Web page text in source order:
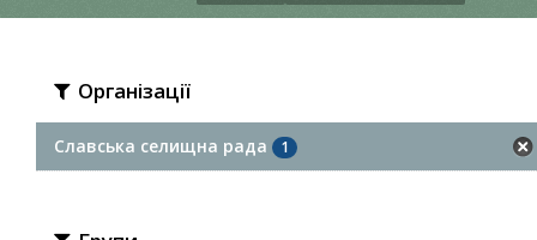
Організації
Славська селищна рада 1